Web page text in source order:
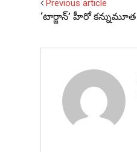
Previous article
‘టార్జాన్’ హీరో క‌న్నుమూత